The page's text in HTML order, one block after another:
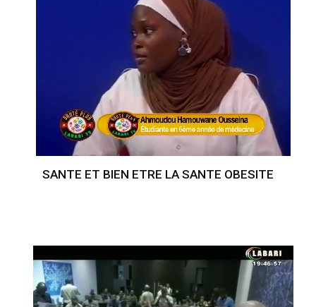
SANTE ET BIEN ETRE LA SANTE OBESITE